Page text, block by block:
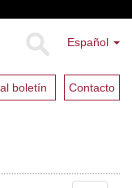
Español
boletín Contacto